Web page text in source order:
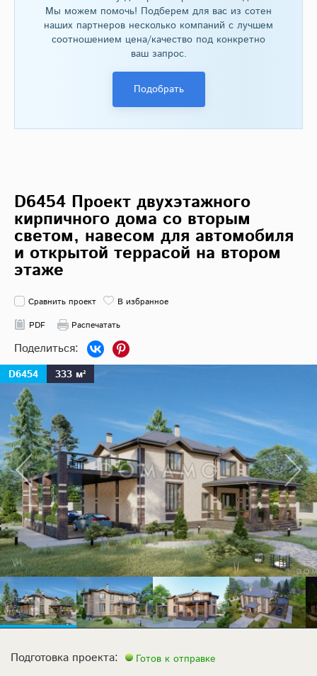
Мы можем помочь! Подберем для вас из сотен
наших партнеров несколько компаний с лучшем
соотношением цена/качество под конкретно
ваш запрос.
Подобрать
D6454 Проект двухэтажного
кирпичного дома со вторым
светом, навесом для автомобиля
и открытой террасой на втором
этаже
Сравнить проект
В избранное
PDF
Распечатать
D6454 333 м²
Подготовка проекта: Готов к отправке